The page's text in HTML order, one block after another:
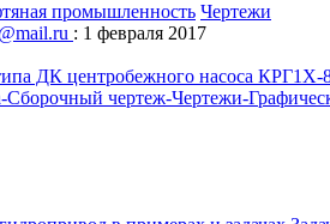
промышленность Чертежи
: 1 февраля 2017